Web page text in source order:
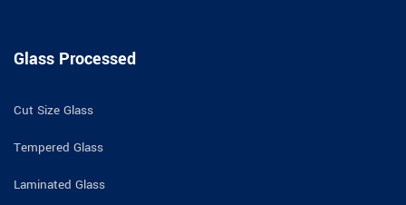
Glass Processed
Cut Size Glass
Tempered Glass
Laminated Glass